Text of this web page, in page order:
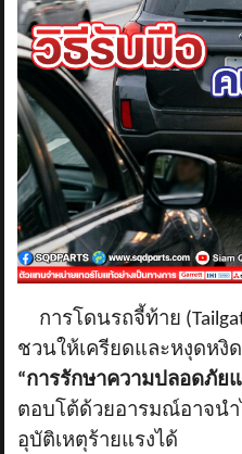
ติดต่อเรา
ข่าวสาร
รีวิวลูกค้า
รีวิวลูกค้า2
RETURN AND REFUND
การโดนรถจี้ท้าย (
ชวนให้เครียดและหงุดห
“การรักษาความปลอดภัย
ตอบโต้ด้วยอารมณ์อาจนำ
อุบัติเหตุร้ายแรงได้